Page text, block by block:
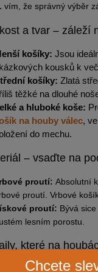
vím, že správný výběr
a tvar – záleží
košíky: Jsou
kousků k
košíky: Zlatá
těžké na dlouhé
a hluboké koše:
na houby válec,
do mechu.
– vsaďte na
proutí: Absolutní
proutí. Vrbové
proutí: Bývá
lesním porostu.
které na
ergonomické
Chcete